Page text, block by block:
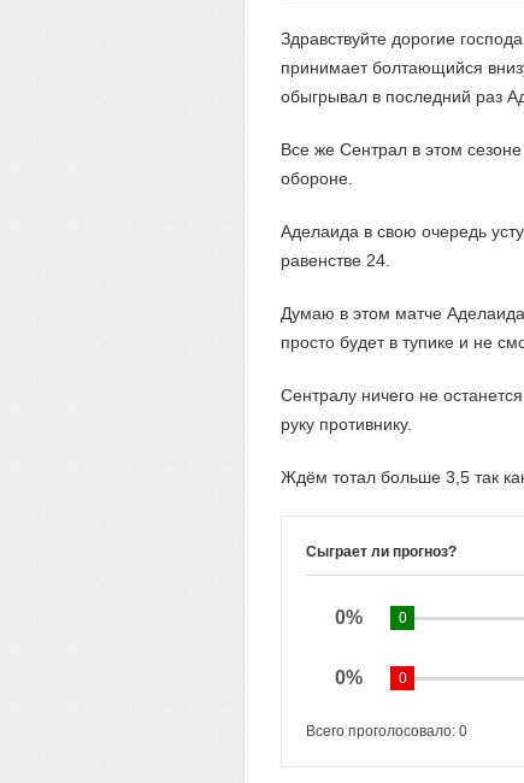
Здравствуйте дорогие
принимает болтающийся
обыгрывал в последний раз
Все же Сентрал в этом
обороне.
Аделаида в свою очередь
равенстве 24.
Думаю в этом матче
просто будет в тупике и не
Сентралу ничего не
руку противнику.
Ждём тотал больше 3,5 так
Сыграет ли прогноз?
0% 0
0% 0
Всего проголосовало: 0